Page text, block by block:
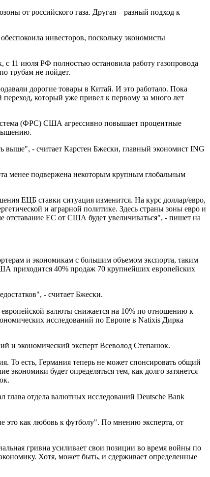
от российского газа. Другая – разный подход к
инвесторов, поскольку экономисты
11 июля РФ полностью остановила работу газопровода
трубам не пойдет.
дорогие товары в Китай. И это работало. Пока
который уже привел к первому за много лет
(ФРС) США агрессивно повышает процентные
выше", - считает Карстен Бжески, главный экономист ING
менее подвержена некоторым крупным глобальным
ЕЦБ ставки ситуация изменится. На курс доллар/евро,
и аграрной политике. Здесь страны зоны евро и
отставание ЕС от США будет увеличиваться", - пишет на
и экономикам с большим объемом экспорта, таким
приходится 40% продаж 70 крупнейших европейских
- считает Бжески.
валюты снижается на 10% по отношению к
исследований по Европе в Natixis Дирка
и экономический эксперт Всеволод Степанюк.
То есть, Германия теперь не может спонсировать общий
будет определяться тем, как долго затянется
отдела валютных исследований Deutsche Bank
это как любовь к футболу". По мнению эксперта, от
гривна усиливает свои позиции во время войны по
Хотя, может быть, и сдерживает определенные